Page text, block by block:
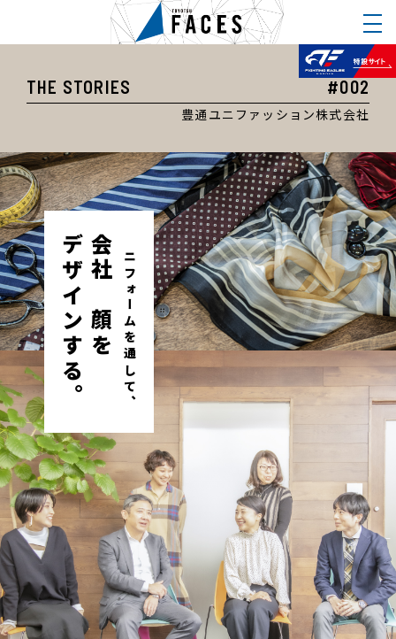
THE STORIES #002
豊通ユニファッション株式会社
ユニフォームを通して、
会社の顔を
デザインする。